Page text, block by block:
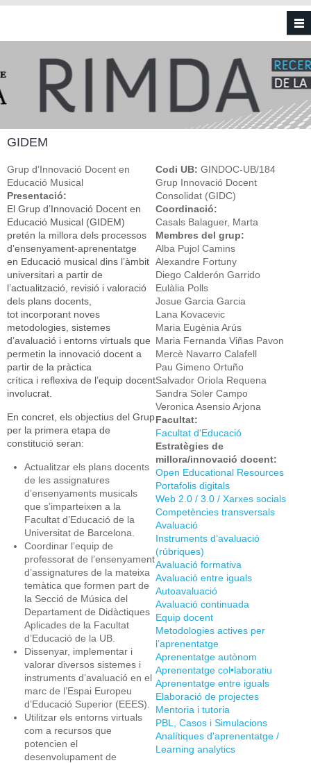
Vés al contingut
GIDEM
Grup d’Innovació Docent en
Educació Musical
Presentació:
El Grup d’Innovació Docent en
Educació Musical (GIDEM)
pretén la millora dels processos
d’ensenyament-aprenentatge
en Educació musical dins l’àmbit
universitari a partir de
l’actualització, revisió i valoració
dels plans docents,
tot incorporant noves
metodologies, sistemes
d’avaluació i entorns virtuals que
permetin la innovació docent a
partir de la pràctica
crítica i reflexiva de l’equip docent
involucrat.
En concret, els objectius del Grup
per la primera etapa de
constitució seran:
Actualitzar els plans docents
de les assignatures
d’ensenyaments musicals
que s’imparteixen a la
Facultat d’Educació de la
Universitat de Barcelona.
Coordinar l’equip de
professorat de l’ensenyament
d’assignatures de la mateixa
temàtica que formen part de
la Secció de Música del
Departament de Didàctiques
Aplicades de la Facultat
d’Educació de la UB.
Dissenyar, implementar i
valorar diversos sistemes i
instruments d’avaluació en el
marc de l’Espai Europeu
d’Educació Superior (EEES).
Utilitzar els entorns virtuals
com a recursos que
potencien el
desenvolupament de
Codi UB: GINDOC-UB/184
Grup Innovació Docent
Consolidat (GIDC)
Coordinació:
Casals Balaguer, Marta
Membres del grup:
Alba Pujol Camins
Alexandre Fortuny
Diego Calderón Garrido
Eulàlia Polls
Josue Garcia Garcia
Lana Kovacevic
Maria Eugènia Arús
Maria Fernanda Viñas Pavon
Mercè Navarro Calafell
Pau Gimeno Ortuño
Salvador Oriola Requena
Sandra Soler Campo
Veronica Asensio Arjona
Facultat:
Facultat d'Educació
Estratègies de
millora/innovació docent:
Open Educational Resources
Portafolis digitals
Web 2.0 / 3.0 / Xarxes socials
Competències transversals
Avaluació
Instruments d’avaluació
(rúbriques)
Avaluació formativa
Avaluació entre iguals
Autoavaluació
Avaluació continuada
Equip docent
Metodologies actives per
l’aprenentatge
Aprenentatge autònom
Aprenentatge col•laboratiu
Aprenentatge entre iguals
Elaboració de projectes
Mentoria i tutoria
PBL, Casos i Simulacions
Analítiques d'aprenentatge /
Learning analytics